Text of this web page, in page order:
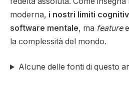
moderna, i nostri limiti
software mentale, ma feature
la complessità del mondo.
Alcune delle fonti di questo